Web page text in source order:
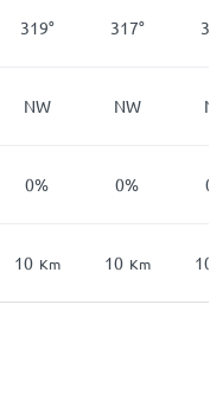
319° 317°
NW NW
0% 0%
10 Km 10 Km